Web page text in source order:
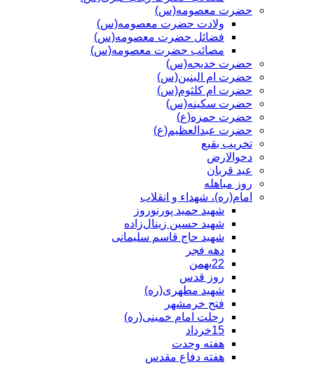
حضرت معصومه(س)
ولادت حضرت معصومه(س)
فضائل حضرت معصومه(س)
مصائب حضرت معصومه(س)
حضرت خدیجه(س)
حضرت ام البنین(س)
حضرت ام کلثوم(س)
حضرت سکینه(س)
حضرت حمزه(ع)
حضرت عبدالعظیم(ع)
تخریب بقیع
دحوالارض
عید قربان
روز مباهله
امام(ره)، شهداء و انقلاب
شهید حمید پورنوروز
شهید حسین زینال‌زاده
شهید حاج قاسم سلیمانی
دهه فجر
22بهمن
روز قدس
شهید مطهری(ره)
فتح خرمشهر
رحلت امام خمینی(ره)
15خرداد
هفته وحدت
هفته دفاع مقدس